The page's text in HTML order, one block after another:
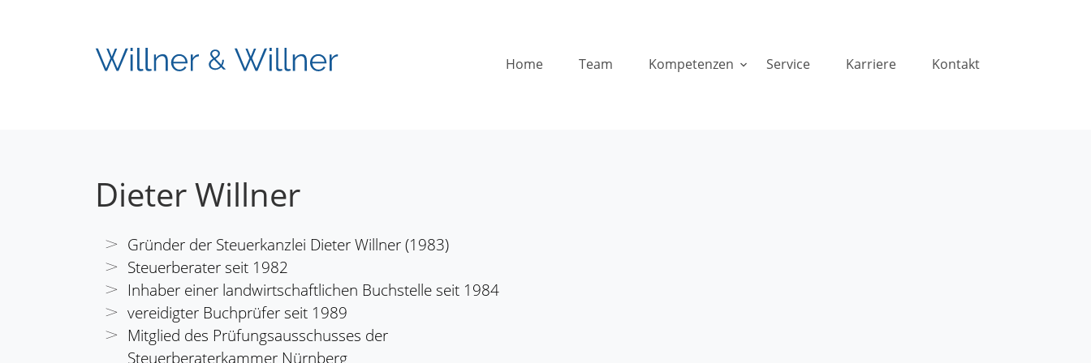
Home Team Kompetenzen Service Karriere Kontakt
Dieter Willner
Gründer der Steuerkanzlei Dieter Willner (1983)
Steuerberater seit 1982
Inhaber einer landwirtschaftlichen Buchstelle seit 1984
vereidigter Buchprüfer seit 1989
Mitglied des Prüfungsausschusses der
Steuerberaterkammer Nürnberg